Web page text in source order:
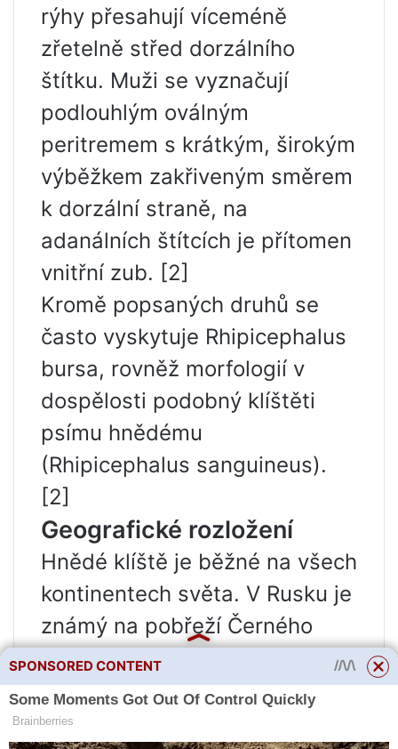
rýhy přesahují víceméně
zřetelně střed dorzálního
štítku. Muži se vyznačují
podlouhlým oválným
peritremem s krátkým, širokým
výběžkem zakřiveným směrem
k dorzální straně, na
adanálních štítcích je přítomen
vnitřní zub. [2]
Kromě popsaných druhů se
často vyskytuje Rhipicephalus
bursa, rovněž morfologií v
dospělosti podobný klíštěti
psímu hnědému
(Rhipicephalus sanguineus).
[2]
Geografické rozložení
Hnědé klíště je běžné na všech
kontinentech světa. V Rusku je
známý na pobřeží Černého
moře evropské části. Vyskytuje
se na Krymu, v západní a
východní Zakavkazsku, vzácně
SPONSORED CONTENT